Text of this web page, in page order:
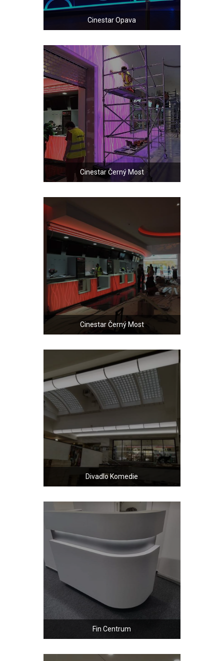
Cinestar Opava
Cinestar Černý Most
Cinestar Černý Most
Divadlo Komedie
Fin Centrum